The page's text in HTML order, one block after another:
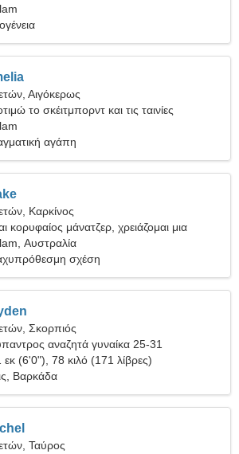
Αιγόκερως
το σκέιτμπορντ και τις ταινίες
αγάπη
Καρκίνος
κορυφαίος μάνατζερ, χρειάζομαι μια
γυναίκα
Αυστραλία
σχέση
Σκορπιός
αναζητά γυναίκα 25-31
εκ (6'0"), 78 κιλό (171 λίβρες)
Βαρκάδα
Ταύρος